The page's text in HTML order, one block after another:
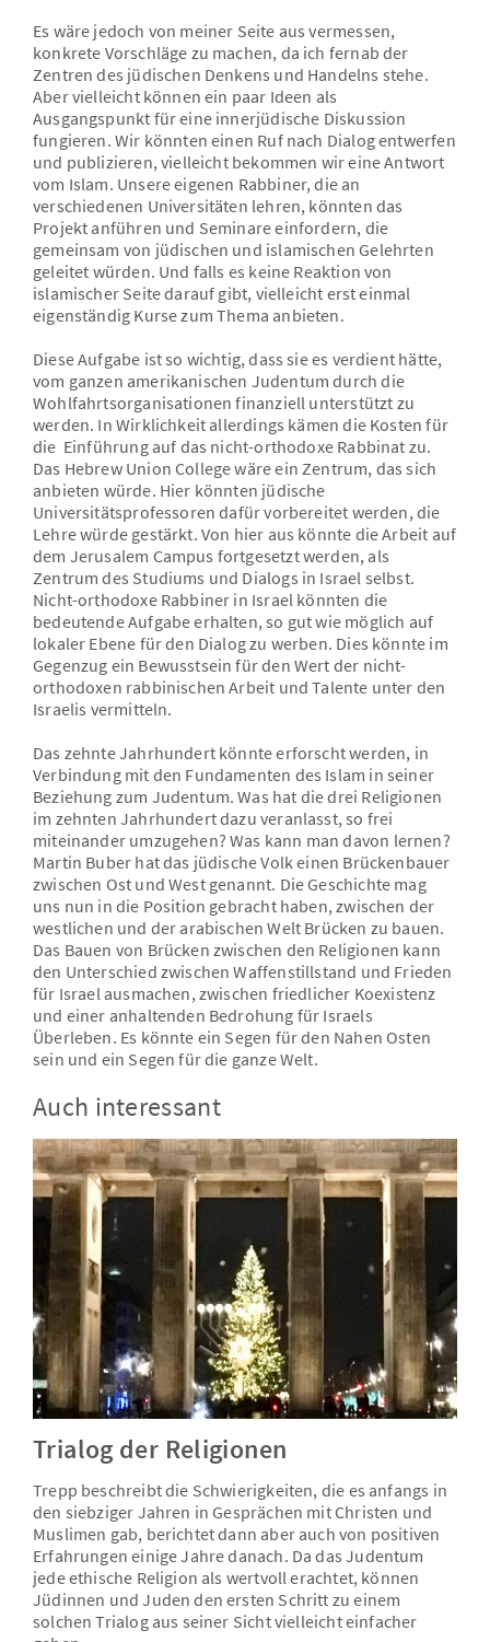
Es wäre jedoch von meiner Seite aus vermessen,
konkrete Vorschläge zu machen, da ich fernab der
Zentren des jüdischen Denkens und Handelns stehe.
Aber vielleicht können ein paar Ideen als
Ausgangspunkt für eine innerjüdische Diskussion
fungieren. Wir könnten einen Ruf nach Dialog entwerfen
und publizieren, vielleicht bekommen wir eine Antwort
vom Islam. Unsere eigenen Rabbiner, die an
verschiedenen Universitäten lehren, könnten das
Projekt anführen und Seminare einfordern, die
gemeinsam von jüdischen und islamischen Gelehrten
geleitet würden. Und falls es keine Reaktion von
islamischer Seite darauf gibt, vielleicht erst einmal
eigenständig Kurse zum Thema anbieten.
Diese Aufgabe ist so wichtig, dass sie es verdient hätte,
vom ganzen amerikanischen Judentum durch die
Wohlfahrtsorganisationen finanziell unterstützt zu
werden. In Wirklichkeit allerdings kämen die Kosten für
die Einführung auf das nicht-orthodoxe Rabbinat zu.
Das Hebrew Union College wäre ein Zentrum, das sich
anbieten würde. Hier könnten jüdische
Universitätsprofessoren dafür vorbereitet werden, die
Lehre würde gestärkt. Von hier aus könnte die Arbeit auf
dem Jerusalem Campus fortgesetzt werden, als
Zentrum des Studiums und Dialogs in Israel selbst.
Nicht-orthodoxe Rabbiner in Israel könnten die
bedeutende Aufgabe erhalten, so gut wie möglich auf
lokaler Ebene für den Dialog zu werben. Dies könnte im
Gegenzug ein Bewusstsein für den Wert der nicht-
orthodoxen rabbinischen Arbeit und Talente unter den
Israelis vermitteln.
Das zehnte Jahrhundert könnte erforscht werden, in
Verbindung mit den Fundamenten des Islam in seiner
Beziehung zum Judentum. Was hat die drei Religionen
im zehnten Jahrhundert dazu veranlasst, so frei
miteinander umzugehen? Was kann man davon lernen?
Martin Buber hat das jüdische Volk einen Brückenbauer
zwischen Ost und West genannt. Die Geschichte mag
uns nun in die Position gebracht haben, zwischen der
westlichen und der arabischen Welt Brücken zu bauen.
Das Bauen von Brücken zwischen den Religionen kann
den Unterschied zwischen Waffenstillstand und Frieden
für Israel ausmachen, zwischen friedlicher Koexistenz
und einer anhaltenden Bedrohung für Israels
Überleben. Es könnte ein Segen für den Nahen Osten
sein und ein Segen für die ganze Welt.
Auch interessant
Trialog der Religionen
Trepp beschreibt die Schwierigkeiten, die es anfangs in
den siebziger Jahren in Gesprächen mit Christen und
Muslimen gab, berichtet dann aber auch von positiven
Erfahrungen einige Jahre danach. Da das Judentum
jede ethische Religion als wertvoll erachtet, können
Jüdinnen und Juden den ersten Schritt zu einem
solchen Trialog aus seiner Sicht vielleicht einfacher